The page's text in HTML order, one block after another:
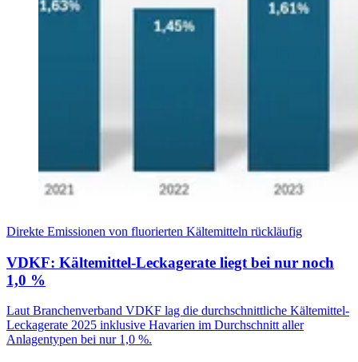
Direkte Emissionen von fluorierten Kältemitteln rückläufig
VDKF: Kältemittel-Leckagerate liegt bei nur noch
1,0 %
Laut Branchenverband VDKF lag die durchschnittliche Kältemittel-
Leckagerate 2025 inklusive Havarien im Durchschnitt aller
Anlagentypen bei nur 1,0 %.